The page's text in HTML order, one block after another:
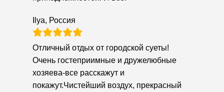
Ilya, Россия
Отличный отдых от городской суеты!
Очень гостеприимные и дружелюбные
хозяева-все расскажут и
покажут.Чистейший воздух, прекрасный